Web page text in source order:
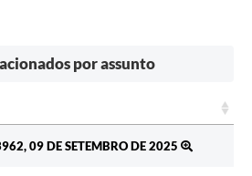
por assunto
09 DE SETEMBRO DE 2025